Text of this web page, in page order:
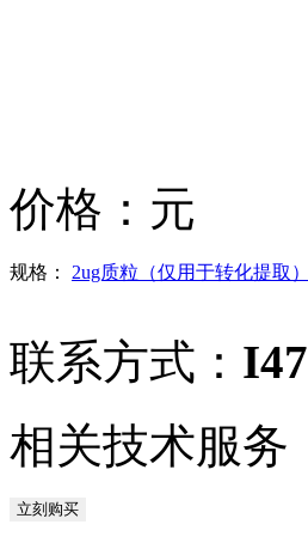
价格： 元
规格： 2ug质粒（仅用于转化提取）
联系方式：
相关技术服务
立刻购买